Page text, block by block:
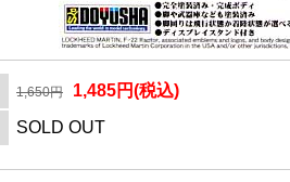
1,650円
1,485円(税込)
SOLD OUT